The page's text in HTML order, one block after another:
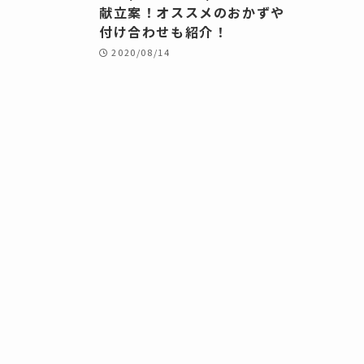
献立案！オススメのおかずや
付け合わせも紹介！
2020/08/14